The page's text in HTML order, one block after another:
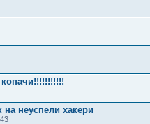
на неуспели хакери